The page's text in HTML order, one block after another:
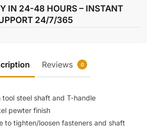
IN 24-48 HOURS – INSTANT
24/7/365
Reviews 0
tool steel shaft and T-handle
pewter finish
to tighten/loosen fasteners and shaft